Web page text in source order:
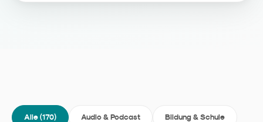
Alle (170) Audio & Podcast Bildung & Schule